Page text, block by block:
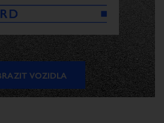
VOZIDLA